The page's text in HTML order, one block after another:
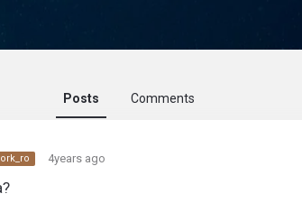
Posts Comments
4years ago